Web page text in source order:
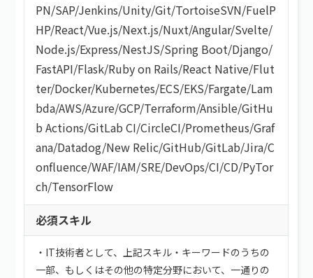
PN/SAP/Jenkins/Unity/Git/TortoiseSVN/FuelP
HP/React/Vue.js/Next.js/Nuxt/Angular/Svelte/
Node.js/Express/NestJS/Spring Boot/Django/
FastAPI/Flask/Ruby on Rails/React Native/Flut
ter/Docker/Kubernetes/ECS/EKS/Fargate/Lam
bda/AWS/Azure/GCP/Terraform/Ansible/GitHu
b Actions/GitLab CI/CircleCI/Prometheus/Graf
ana/Datadog/New Relic/GitHub/GitLab/Jira/C
onfluence/WAF/IAM/SRE/DevOps/CI/CD/PyTor
ch/TensorFlow
必須スキル
・IT技術者として、上記スキル・キーワードのうちの
一部、もしくはその他の特定分野において、一通りの